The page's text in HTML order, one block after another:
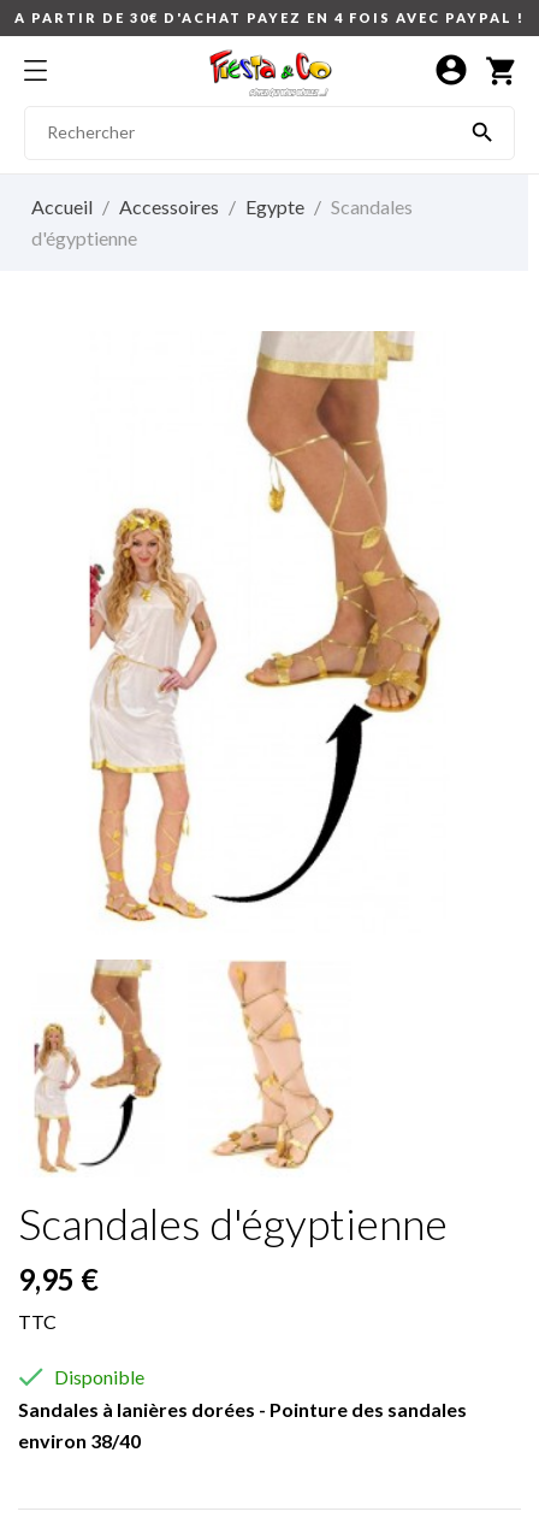
A PARTIR DE 30€ D'ACHAT PAYEZ EN 4 FOIS AVEC PAYPAL !
shopping_cart

account_circle
Accueil Accessoires Egypte
Scandales
d'égyptienne
Scandales d'égyptienne
9,95 €
TTC
 Disponible
Sandales à lanières dorées - Pointure des sandales
environ 38/40